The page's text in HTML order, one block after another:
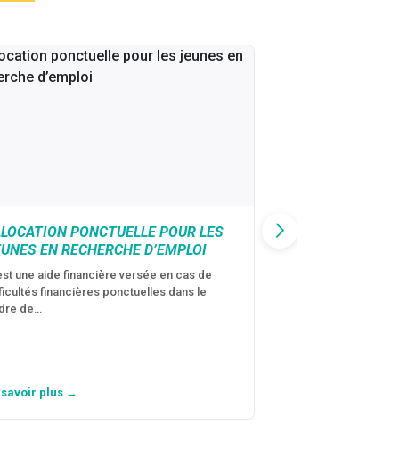
PONCTUELLE POUR LES
EN RECHERCHE D’EMPLOI
une aide financière versée en cas de
financières ponctuelles dans le
de…
savoir plus →